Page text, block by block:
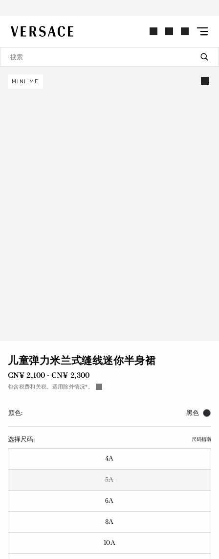
VERSACE | 主页
MINI ME
儿童弹力米兰式缝线迷你半身裙
CN¥ 2,100
到 - CN¥ 2,300
包含税费和关税。适用除外情况*。
颜色: 黑色
选择尺码: 尺码指南
4A
5A
6A
8A
10A